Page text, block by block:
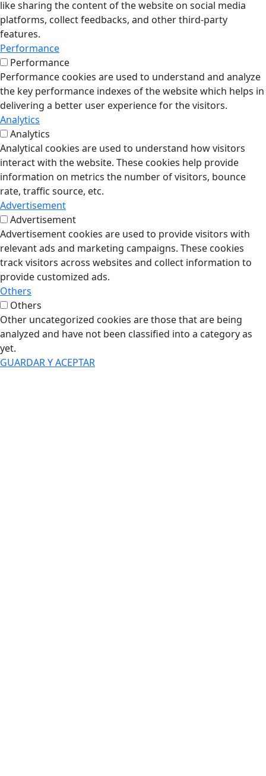
like sharing the content of the website on social media
platforms, collect feedbacks, and other third-party
features.
Performance
Performance
Performance cookies are used to understand and analyze
the key performance indexes of the website which helps in
delivering a better user experience for the visitors.
Analytics
Analytics
Analytical cookies are used to understand how visitors
interact with the website. These cookies help provide
information on metrics the number of visitors, bounce
rate, traffic source, etc.
Advertisement
Advertisement
Advertisement cookies are used to provide visitors with
relevant ads and marketing campaigns. These cookies
track visitors across websites and collect information to
provide customized ads.
Others
Others
Other uncategorized cookies are those that are being
analyzed and have not been classified into a category as
yet.
GUARDAR Y ACEPTAR